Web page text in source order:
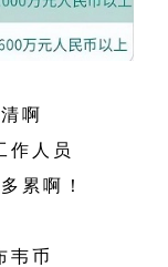
啊
作人员
累啊！
韦币